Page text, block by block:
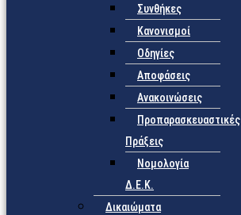
Συνθήκες
Κανονισμοί
Οδηγίες
Αποφάσεις
Ανακοινώσεις
Προπαρασκευαστικές
Πράξεις
Νομολογία
Δ.Ε.Κ.
Δικαιώματα